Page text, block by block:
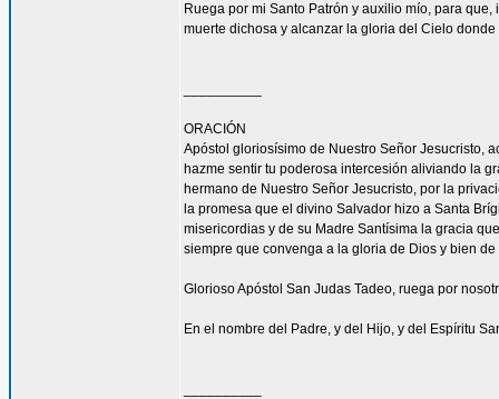
Ruega por mi Santo Patrón y auxilio mío, para
muerte dichosa y alcanzar la gloria del Cielo
ORACIÓN
Apóstol gloriosísimo de Nuestro Señor Jesucristo,
hazme sentir tu poderosa intercesión aliviando la
hermano de Nuestro Señor Jesucristo, por la
la promesa que el divino Salvador hizo a Santa
misericordias y de su Madre Santísima la gracia
siempre que convenga a la gloria de Dios y bien de
Glorioso Apóstol San Judas Tadeo, ruega por
En el nombre del Padre, y del Hijo, y del Espíritu